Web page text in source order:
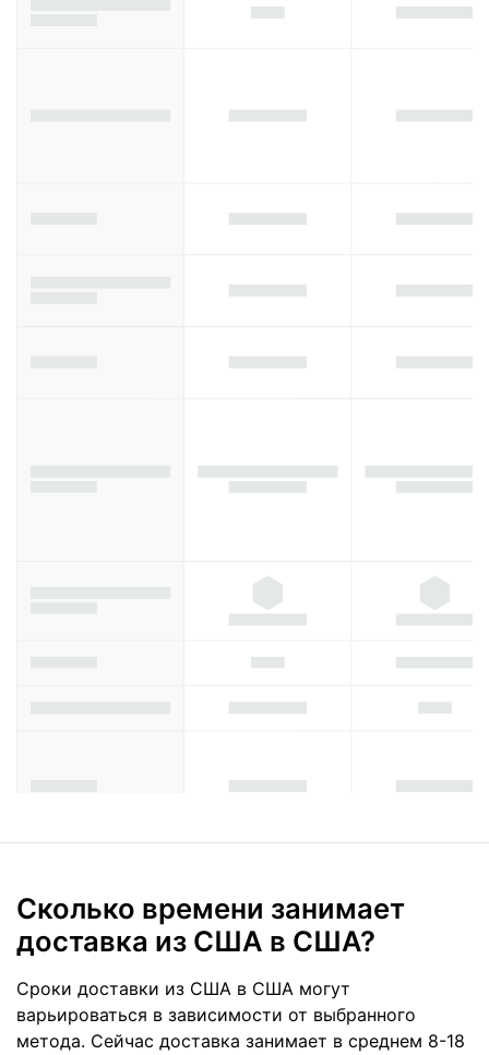
Сколько времени занимает
доставка из США в США?
Сроки доставки из США в США могут
варьироваться в зависимости от выбранного
метода. Сейчас доставка занимает в среднем 8-18